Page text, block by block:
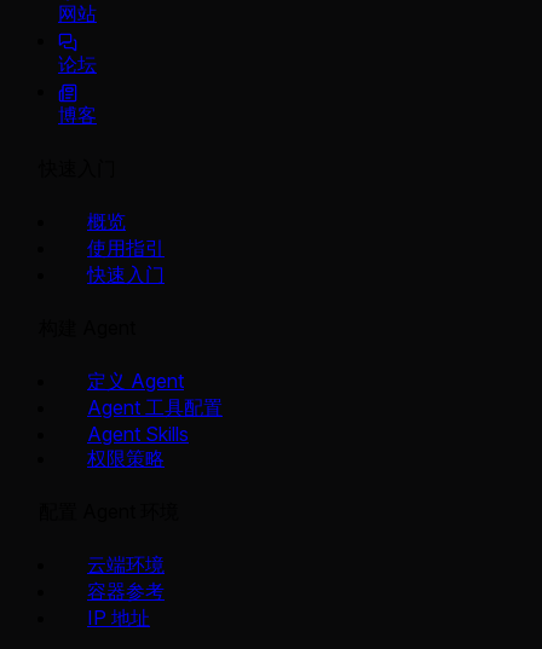
网站
论坛
博客
概览
使用指引
快速入门
定义 Agent
Agent 工具配置
Agent Skills
权限策略
云端环境
容器参考
IP 地址